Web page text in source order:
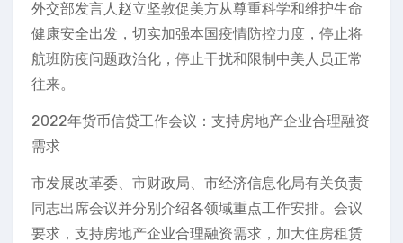
外交部发言人赵立坚敦促美方从尊重科学和维护生命
健康安全出发，切实加强本国疫情防控力度，停止将
航班防疫问题政治化，停止干扰和限制中美人员正常
往来。
2022年货币信贷工作会议：支持房地产企业合理融资
需求
市发展改革委、市财政局、市经济信息化局有关负责
同志出席会议并分别介绍各领域重点工作安排。会议
要求，支持房地产企业合理融资需求，加大住房租赁